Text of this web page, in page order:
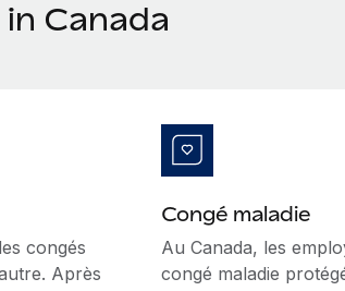
Canada
congés
Après
Congé maladie
Au Canada, les
congé maladie